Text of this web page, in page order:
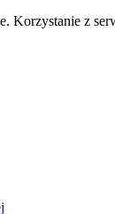
z